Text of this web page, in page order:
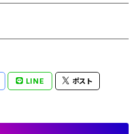
LINE ポスト